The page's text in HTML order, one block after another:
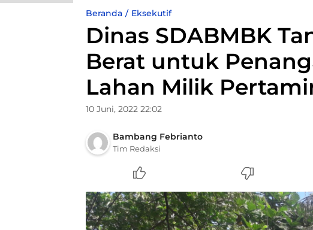
Beranda Eksekutif
Dinas SDABMBK
Berat untuk
Lahan Milik
10 Juni, 2022 22:02
Bambang Febrianto
Tim Redaksi